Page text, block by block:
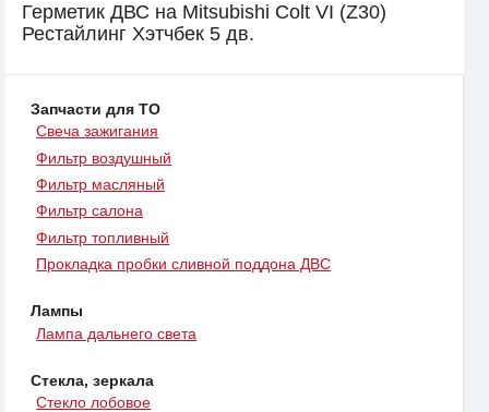
Герметик ДВС на Mitsubishi Colt VI (Z30)
Рестайлинг Хэтчбек 5 дв.
Запчасти для ТО
Свеча зажигания
Фильтр воздушный
Фильтр масляный
Фильтр салона
Фильтр топливный
Прокладка пробки сливной поддона ДВС
Лампы
Лампа дальнего света
Стекла, зеркала
Стекло лобовое